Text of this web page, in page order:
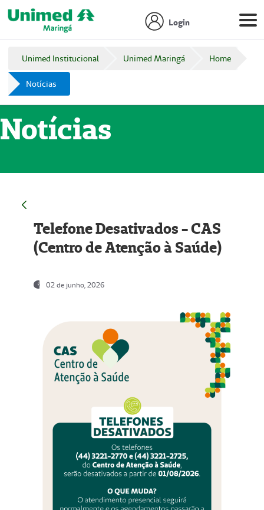
Login
Unimed Institucional Unimed Maringá Home
Notícias
Notícias
Telefone Desativados - CAS
(Centro de Atenção à Saúde)
02 de junho, 2026